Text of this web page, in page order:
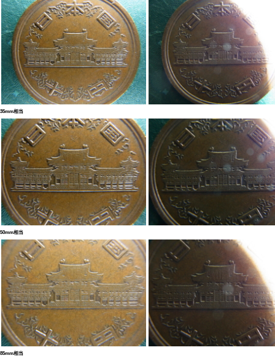
35mm相当
50mm相当
85mm相当